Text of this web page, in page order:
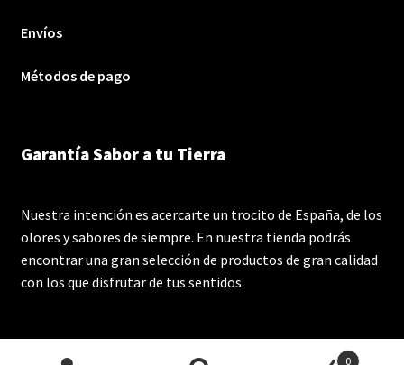
Envíos
Métodos de pago
Garantía Sabor a tu Tierra
Nuestra intención es acercarte un trocito de España, de los
olores y sabores de siempre. En nuestra tienda podrás
encontrar una gran selección de productos de gran calidad
con los que disfrutar de tus sentidos.
0